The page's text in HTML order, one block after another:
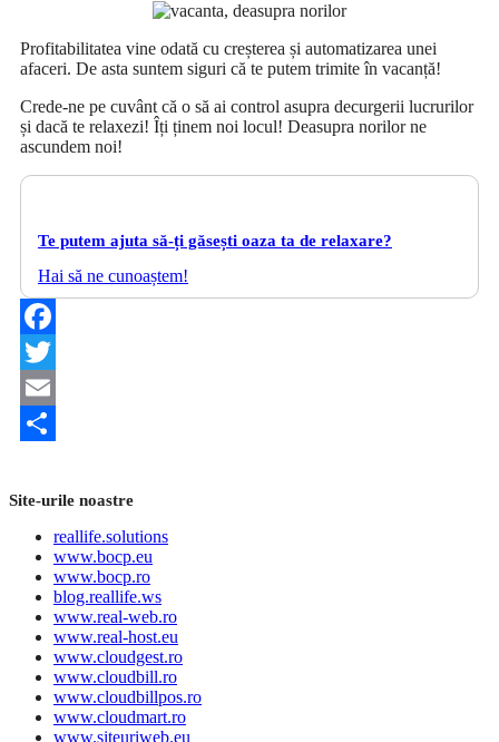
Profitabilitatea vine odată cu creșterea și automatizarea unei
afaceri. De asta suntem siguri că te putem trimite în vacanță!
Crede-ne pe cuvânt că o să ai control asupra decurgerii lucrurilor
și dacă te relaxezi! Îți ținem noi locul! Deasupra norilor ne
ascundem noi!
Te putem ajuta să-ți găsești oaza ta de relaxare?
Hai să ne cunoaștem!
Facebook
Twitter
Email
Site-urile noastre
reallife.solutions
www.bocp.eu
www.bocp.ro
blog.reallife.ws
www.real-web.ro
www.real-host.eu
www.cloudgest.ro
www.cloudbill.ro
www.cloudbillpos.ro
www.cloudmart.ro
www.siteuriweb.eu